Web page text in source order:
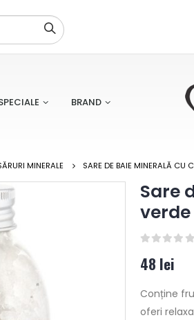
BRAND
MINERALE SARE DE BAIE MINERALĂ CU
Sare
verde
48 lei
Conține
oferi